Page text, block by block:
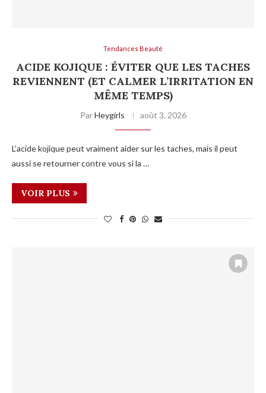
Tendances Beauté
ACIDE KOJIQUE : ÉVITER QUE LES TACHES
REVIENNENT (ET CALMER L’IRRITATION EN
MÊME TEMPS)
ParHeygirls août 3, 2026
L’acide kojique peut vraiment aider sur les taches, mais il peut
aussi se retourner contre vous si la …
VOIR PLUS